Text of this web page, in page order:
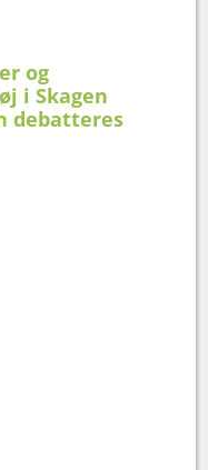
og
i Skagen
debatteres